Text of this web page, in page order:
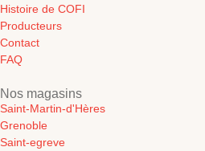
Histoire de COFI
Producteurs
Contact
FAQ
Nos magasins
Saint-Martin-d'Hères
Grenoble
Saint-egreve